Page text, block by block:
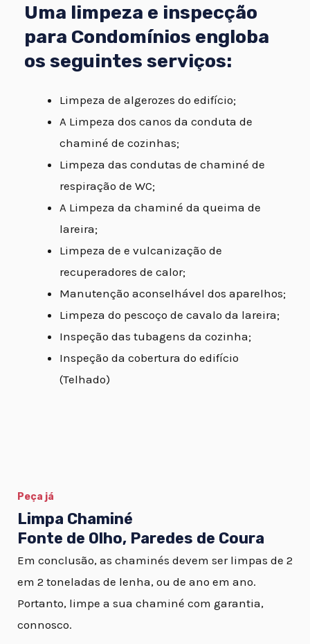
Uma limpeza e inspecção
para Condomínios engloba
os seguintes serviços:
Limpeza de algerozes do edifício;
A Limpeza dos canos da conduta de
chaminé de cozinhas;
Limpeza das condutas de chaminé de
respiração de WC;
A Limpeza da chaminé da queima de
lareira;
Limpeza de e vulcanização de
recuperadores de calor;
Manutenção aconselhável dos aparelhos;
Limpeza do pescoço de cavalo da lareira;
Inspeção das tubagens da cozinha;
Inspeção da cobertura do edifício
(Telhado)
Peça já
Limpa Chaminé
Fonte de Olho, Paredes de Coura
Em conclusão, as chaminés devem ser limpas de 2
em 2 toneladas de lenha, ou de ano em ano.
Portanto, limpe a sua chaminé com garantia,
connosco.